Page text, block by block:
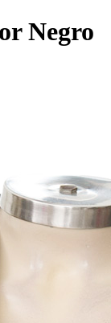
Negro